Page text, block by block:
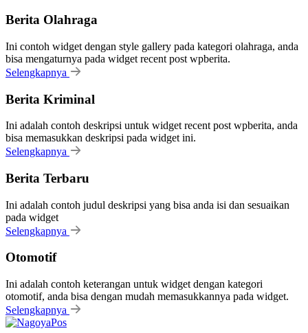
Berita Olahraga
Ini contoh widget dengan style gallery pada kategori olahraga, anda
bisa mengaturnya pada widget recent post wpberita.
Selengkapnya
Berita Kriminal
Ini adalah contoh deskripsi untuk widget recent post wpberita, anda
bisa memasukkan deskripsi pada widget ini.
Selengkapnya
Berita Terbaru
Ini adalah contoh judul deskripsi yang bisa anda isi dan sesuaikan
pada widget
Selengkapnya
Otomotif
Ini adalah contoh keterangan untuk widget dengan kategori
otomotif, anda bisa dengan mudah memasukkannya pada widget.
Selengkapnya